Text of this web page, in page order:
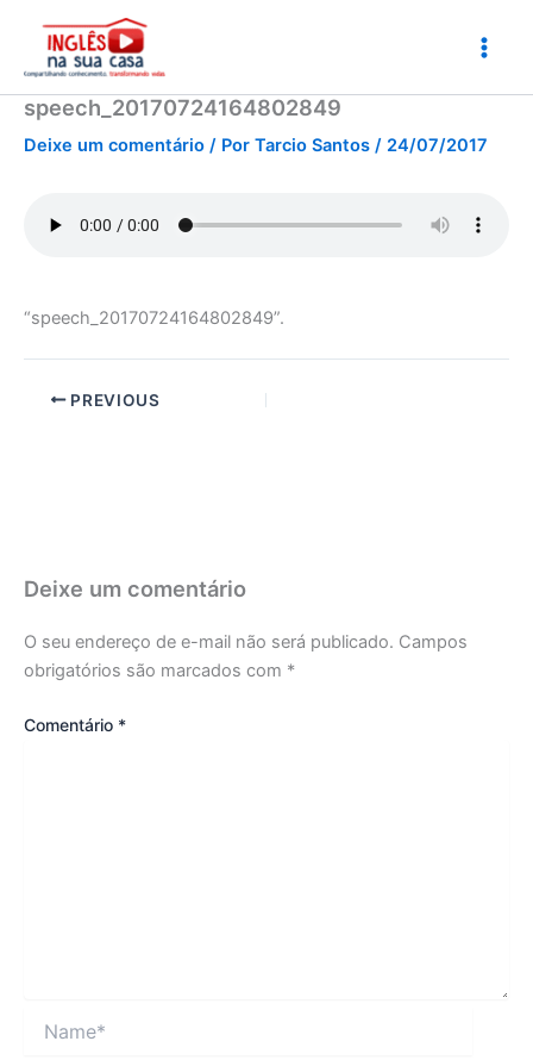
conteúdo
speech_20170724164802849
Deixe um comentário / Por Tarcio Santos / 24/07/2017
“speech_20170724164802849”.
PREVIOUS
Deixe um comentário
O seu endereço de e-mail não será publicado. Campos
obrigatórios são marcados com *
Comentário *